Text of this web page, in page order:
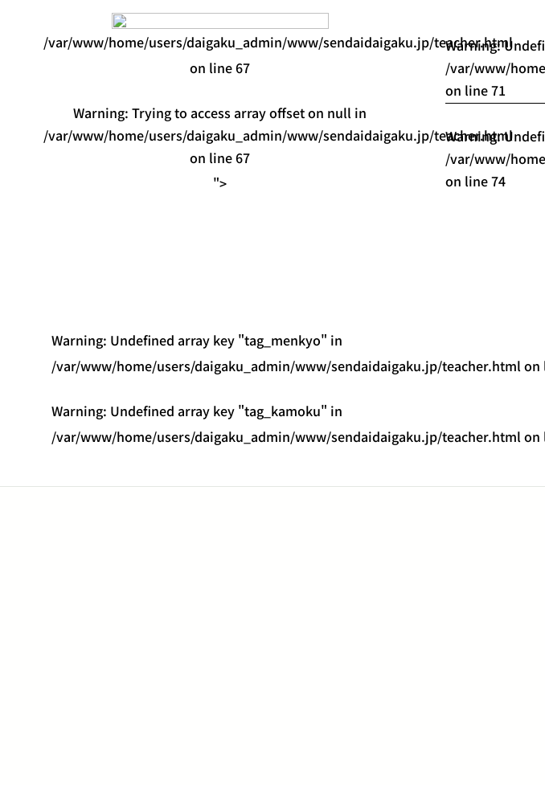
/var/www/home/users/daigaku_admin/www/sendaidaigaku.jp/teacher.html
on line67
Warning: Trying to access array offset on null in
/var/www/home/users/daigaku_admin/www/sendaidaigaku.jp/teacher.html
on line67
">
Warning:
/var/www/
on line71
Warning:
/var/www/
on line74
Warning: Undefined array key "tag_menkyo" in
/var/www/home/users/daigaku_admin/www/sendaidaigaku.jp/teacher.htmlon
Warning: Undefined array key "tag_kamoku" in
/var/www/home/users/daigaku_admin/www/sendaidaigaku.jp/teacher.htmlon